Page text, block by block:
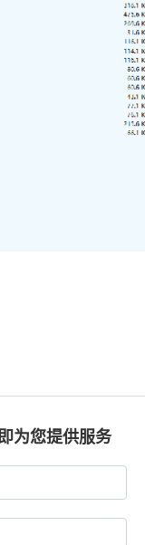
为您提供服务